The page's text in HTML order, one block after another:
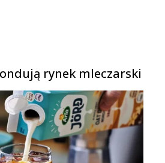
rynek mleczarski